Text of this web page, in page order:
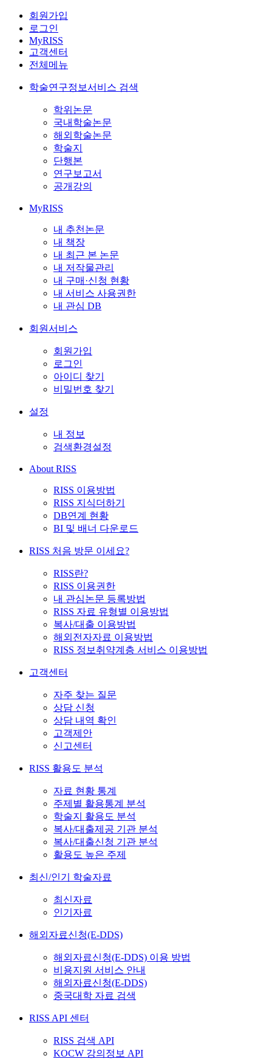
회원가입
로그인
MyRISS
고객센터
전체메뉴
학술연구정보서비스 검색
학위논문
국내학술논문
해외학술논문
학술지
단행본
연구보고서
공개강의
MyRISS
내 추천논문
내 책장
내 최근 본 논문
내 저작물관리
내 구매·신청 현황
내 서비스 사용권한
내 관심 DB
회원서비스
회원가입
로그인
아이디 찾기
비밀번호 찾기
설정
내 정보
검색환경설정
About RISS
RISS 이용방법
RISS 지식더하기
DB연계 현황
BI 및 배너 다운로드
RISS 처음 방문 이세요?
RISS란?
RISS 이용권한
내 관심논문 등록방법
RISS 자료 유형별 이용방법
복사/대출 이용방법
해외전자자료 이용방법
RISS 정보취약계층 서비스 이용방법
고객센터
자주 찾는 질문
상담 신청
상담 내역 확인
고객제안
신고센터
RISS 활용도 분석
자료 현황 통계
주제별 활용통계 분석
학술지 활용도 분석
복사/대출제공 기관 분석
복사/대출신청 기관 분석
활용도 높은 주제
최신/인기 학술자료
최신자료
인기자료
해외자료신청(E-DDS)
해외자료신청(E-DDS) 이용 방법
비용지원 서비스 안내
해외자료신청(E-DDS)
중국대학 자료 검색
RISS API 센터
RISS 검색 API
KOCW 강의정보 API